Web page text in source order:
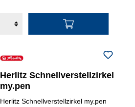
Herlitz Schnellverstellzirkel
my.pen
Herlitz Schnellverstellzirkel my.pen